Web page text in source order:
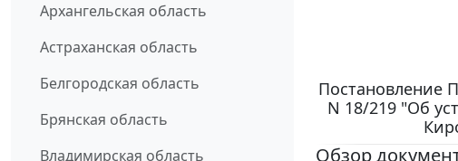
Архангельская область
Астраханская область
Белгородская область
Брянская область
Владимирская область
Постановление
N 18/219 "Об
Обзор